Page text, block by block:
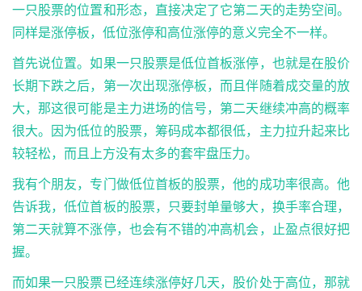
一只股票的位置和形态，直接决定了它第二天的走势空间。
同样是涨停板，低位涨停和高位涨停的意义完全不一样。
首先说位置。如果一只股票是低位首板涨停，也就是在股价
长期下跌之后，第一次出现涨停板，而且伴随着成交量的放
大，那这很可能是主力进场的信号，第二天继续冲高的概率
很大。因为低位的股票，筹码成本都很低，主力拉升起来比
较轻松，而且上方没有太多的套牢盘压力。
我有个朋友，专门做低位首板的股票，他的成功率很高。他
告诉我，低位首板的股票，只要封单量够大，换手率合理，
第二天就算不涨停，也会有不错的冲高机会，止盈点很好把
握。
而如果一只股票已经连续涨停好几天，股价处于高位，那就